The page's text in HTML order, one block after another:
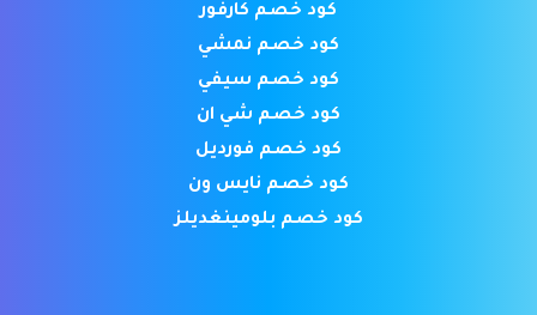
كود خصم كارفور
كود خصم نمشي
كود خصم سيفي
كود خصم شي ان
كود خصم فورديل
كود خصم نايس ون
كود خصم بلومينغديلز